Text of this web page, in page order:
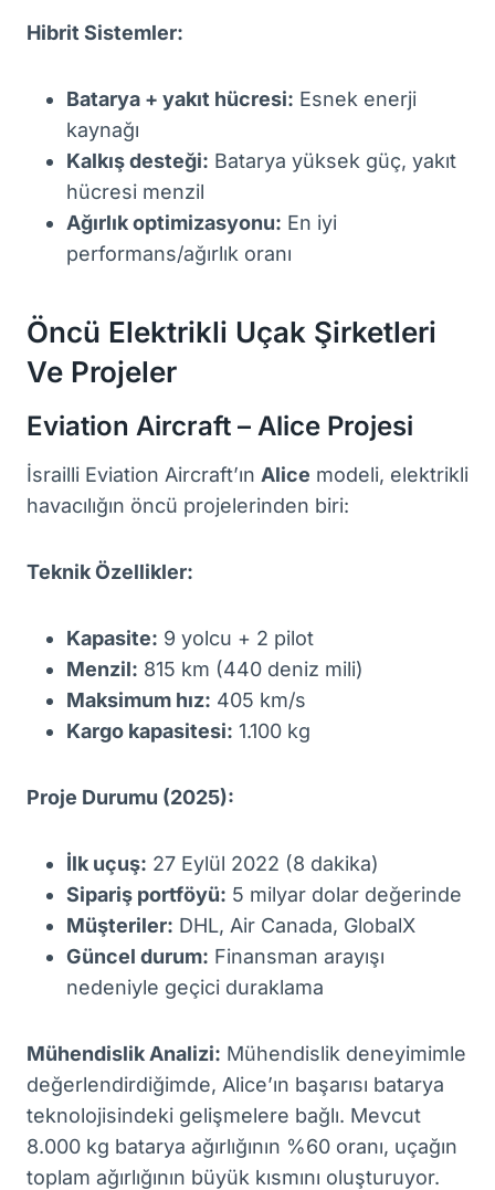
Hibrit Sistemler:
Batarya + yakıt hücresi: Esnek enerji
kaynağı
Kalkış desteği: Batarya yüksek güç, yakıt
hücresi menzil
Ağırlık optimizasyonu: En iyi
performans/ağırlık oranı
Öncü Elektrikli Uçak Şirketleri
Ve Projeler
Eviation Aircraft – Alice Projesi
İsrailli Eviation Aircraft’ın Alice modeli, elektrikli
havacılığın öncü projelerinden biri:
Teknik Özellikler:
Kapasite: 9 yolcu + 2 pilot
Menzil: 815 km (440 deniz mili)
Maksimum hız: 405 km/s
Kargo kapasitesi: 1.100 kg
Proje Durumu (2025):
İlk uçuş: 27 Eylül 2022 (8 dakika)
Sipariş portföyü: 5 milyar dolar değerinde
Müşteriler: DHL, Air Canada, GlobalX
Güncel durum: Finansman arayışı
nedeniyle geçici duraklama
Mühendislik Analizi: Mühendislik deneyimimle
değerlendirdiğimde, Alice’ın başarısı batarya
teknolojisindeki gelişmelere bağlı. Mevcut
8.000 kg batarya ağırlığının %60 oranı, uçağın
toplam ağırlığının büyük kısmını oluşturuyor.